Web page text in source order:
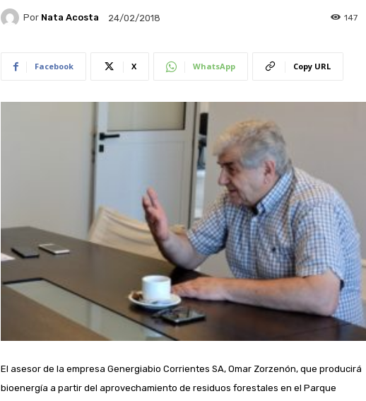
Por Nata Acosta 24/02/2018 147
Facebook X WhatsApp Copy URL
El asesor de la empresa Genergiabio Corrientes SA, Omar Zorzenón, que producirá
bioenergía a partir del aprovechamiento de residuos forestales en el Parque